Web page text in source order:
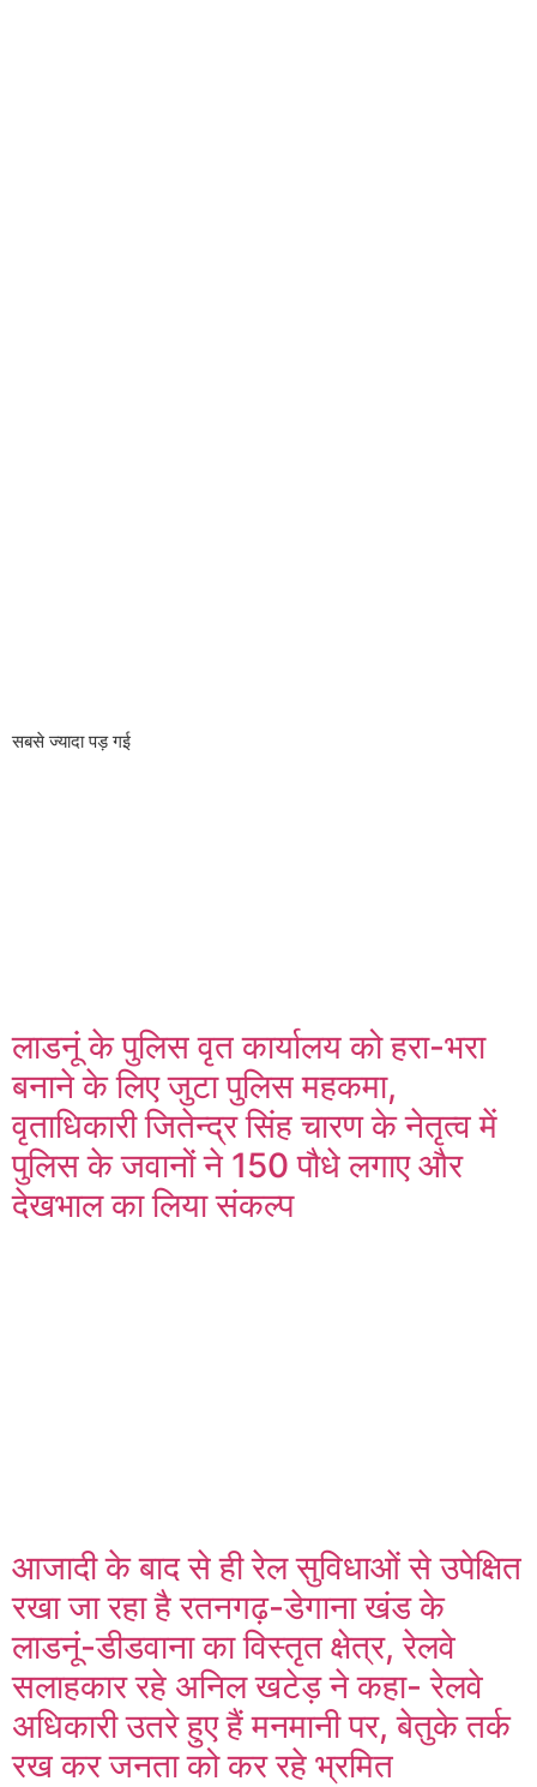
सबसे ज्यादा पड़ गई
लाडनूं के पुलिस वृत कार्यालय को हरा-भरा
बनाने के लिए जुटा पुलिस महकमा,
वृताधिकारी जितेन्द्र सिंह चारण के नेतृत्व में
पुलिस के जवानों ने 150 पौधे लगाए और
देखभाल का लिया संकल्प
आजादी के बाद से ही रेल सुविधाओं से उपेक्षित
रखा जा रहा है रतनगढ़-डेगाना खंड के
लाडनूं-डीडवाना का विस्तृत क्षेत्र, रेलवे
सलाहकार रहे अनिल खटेड़ ने कहा- रेलवे
अधिकारी उतरे हुए हैं मनमानी पर, बेतुके तर्क
रख कर जनता को कर रहे भ्रमित